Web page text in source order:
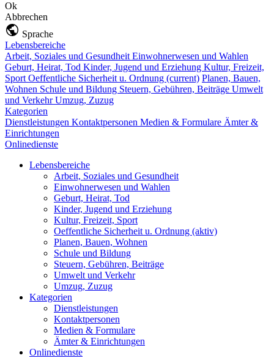
Ok
Abbrechen
Sprache
Lebensbereiche
Arbeit, Soziales und Gesundheit Einwohnerwesen und Wahlen
Geburt, Heirat, Tod Kinder, Jugend und Erziehung Kultur, Freizeit,
Sport Oeffentliche Sicherheit u. Ordnung (current) Planen, Bauen,
Wohnen Schule und Bildung Steuern, Gebühren, Beiträge Umwelt
und VerkehrUmzug, Zuzug
Kategorien
Dienstleistungen Kontaktpersonen Medien & Formulare Ämter &
Einrichtungen
Onlinedienste
Lebensbereiche
Arbeit, Soziales und Gesundheit
Einwohnerwesen und Wahlen
Geburt, Heirat, Tod
Kinder, Jugend und Erziehung
Kultur, Freizeit, Sport
Oeffentliche Sicherheit u. Ordnung (aktiv)
Planen, Bauen, Wohnen
Schule und Bildung
Steuern, Gebühren, Beiträge
Umwelt und Verkehr
Umzug, Zuzug
Kategorien
Dienstleistungen
Kontaktpersonen
Medien & Formulare
Ämter & Einrichtungen
Onlinedienste